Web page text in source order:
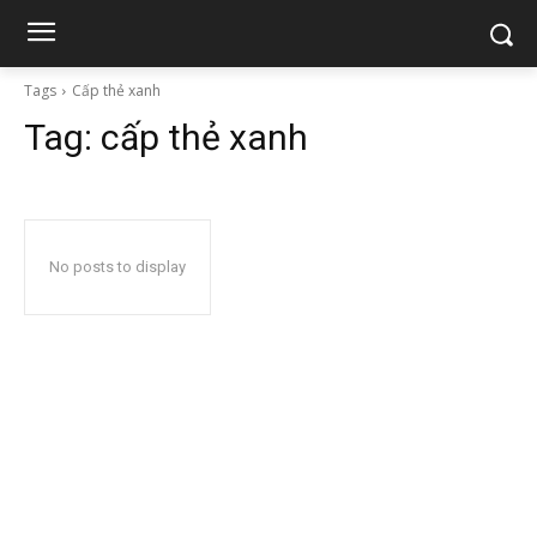
Tags Cấp thẻ xanh
Tag: cấp thẻ xanh
No posts to display